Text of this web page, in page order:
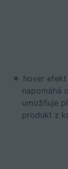
hover
napomáhá
umožňuje
produkt z